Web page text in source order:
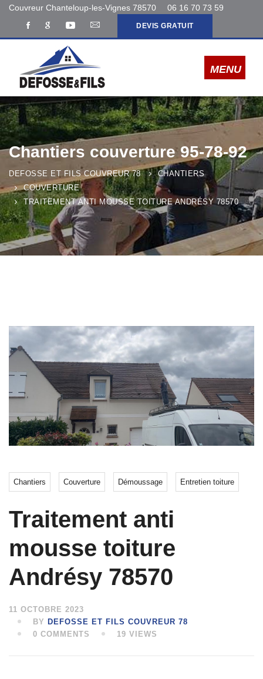
Couvreur Chanteloup-les-Vignes 78570 06 16 70 73 59
DEVIS GRATUIT
Chantiers couverture 95-78-92
DEFOSSE ET FILS COUVREUR 78
CHANTIERS
COUVERTURE
TRAITEMENT ANTI MOUSSE TOITURE ANDRÉSY 78570
Chantiers Couverture Démoussage Entretien toiture
Traitement anti
mousse toiture
Andrésy 78570
11 OCTOBRE 2023
BY DEFOSSE ET FILS COUVREUR 78
0 COMMENTS
19 VIEWS